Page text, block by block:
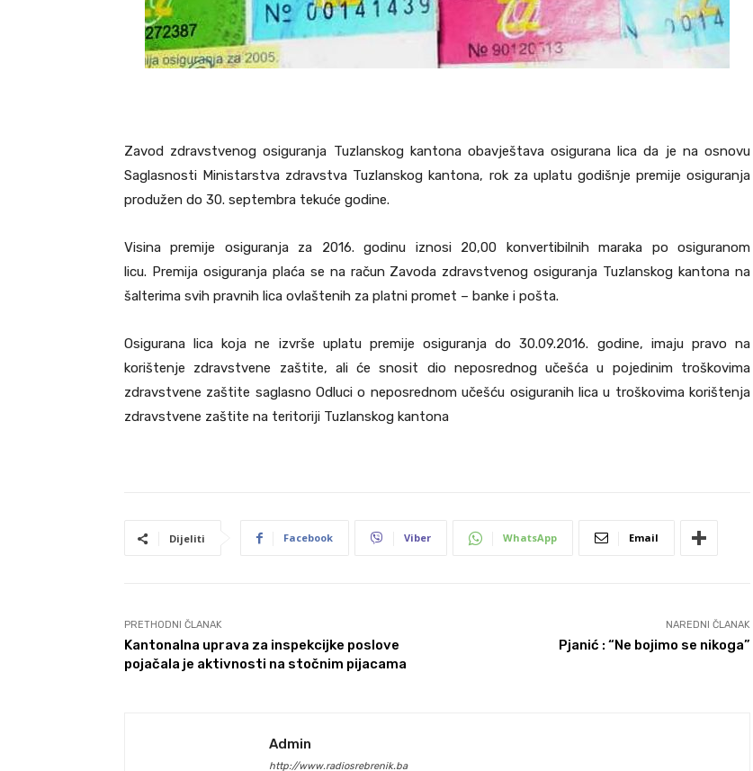
Zavod zdravstvenog osiguranja Tuzlanskog kantona obavještava osigurana lica da je na osnovu
Saglasnosti Ministarstva zdravstva Tuzlanskog kantona, rok za uplatu godišnje premije osiguranja
produžen do 30. septembra tekuće godine.
Visina premije osiguranja za 2016. godinu iznosi 20,00 konvertibilnih maraka po osiguranom
licu. Premija osiguranja plaća se na račun Zavoda zdravstvenog osiguranja Tuzlanskog kantona na
šalterima svih pravnih lica ovlaštenih za platni promet – banke i pošta.
Osigurana lica koja ne izvrše uplatu premije osiguranja do 30.09.2016. godine, imaju pravo na
korištenje zdravstvene zaštite, ali će snosit dio neposrednog učešća u pojedinim troškovima
zdravstvene zaštite saglasno Odluci o neposrednom učešću osiguranih lica u troškovima korištenja
zdravstvene zaštite na teritoriji Tuzlanskog kantona
Dijeliti Facebook Viber WhatsApp Email
PRETHODNI ČLANAK
Kantonalna uprava za inspekcijke poslove
pojačala je aktivnosti na stočnim pijacama
NAREDNI ČLANAK
Pjanić : “Ne bojimo se nikoga”
Admin
http://www.radiosrebrenik.ba